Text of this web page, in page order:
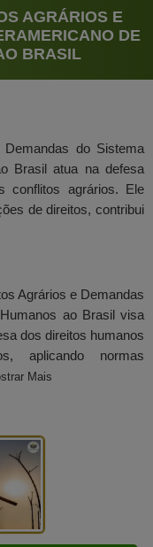
AGRÁRIOS E
DE
BRASIL
do Sistema
Brasil atua na defesa
conflitos agrários. Ele
de direitos, contribui
Agrários e Demandas
ao Brasil visa
dos direitos humanos
aplicando normas
Mais